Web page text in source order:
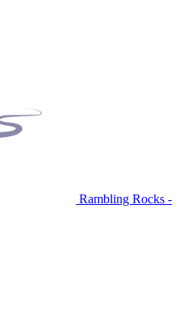
Rambling Rocks -